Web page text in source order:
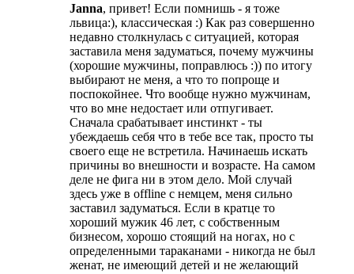
Janna, привет! Если помнишь - я тоже
львица:), классическая :) Как раз совершенно
недавно столкнулась с ситуацией, которая
заставила меня задуматься, почему мужчины
(хорошие мужчины, поправлюсь :)) по итогу
выбирают не меня, а что то попроще и
поспокойнее. Что вообще нужно мужчинам,
что во мне недостает или отпугивает.
Сначала срабатывает инстинкт - ты
убеждаешь себя что в тебе все так, просто ты
своего еще не встретила. Начинаешь искать
причины во внешности и возрасте. На самом
деле не фига ни в этом дело. Мой случай
здесь уже в offline с немцем, меня сильно
заставил задуматься. Если в кратце то
хороший мужик 46 лет, с собственным
бизнесом, хорошо стоящий на ногах, но с
определенными тараканами - никогда не был
женат, не имеющий детей и не желающий